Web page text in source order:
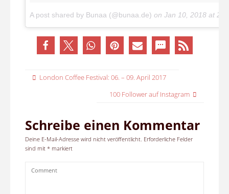
A post shared by Bunaa (@bunaa.de) on Jan 10, 2018 at
London Coffee Festival: 06. – 09. April 2017
100 Follower auf Instagram
Schreibe einen Kommentar
Deine E-Mail-Adresse wird nicht veröffentlicht. Erforderliche Felder
sind mit *markiert